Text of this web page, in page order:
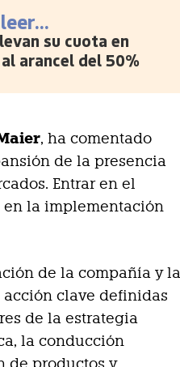
su cuota en
arancel del 50%
, ha comentado
de la presencia
Entrar en el
en la implementación
de la compañía y la
acción clave definidas
de la estrategia
la conducción
de productos y